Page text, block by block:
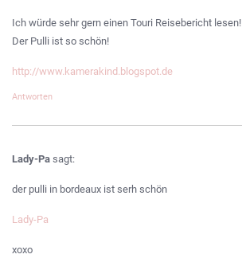
Ich würde sehr gern einen Touri Reisebericht lesen!
Der Pulli ist so schön!
http://www.kamerakind.blogspot.de
Antworten
Lady-Pa sagt:
der pulli in bordeaux ist serh schön
Lady-Pa
xoxo